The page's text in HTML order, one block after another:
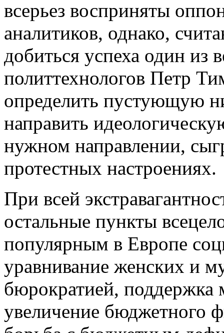
всерьез восприняты
аналитиков, однако,
добиться успеха один из
политтехнологов Петр
определить пустующую
направить
нужном направлении,
протестных настроениях.
При всей
остальные пункты
популярным в Европе
уравнивание женских и
бюрократией, поддержка
увеличение бюджетного